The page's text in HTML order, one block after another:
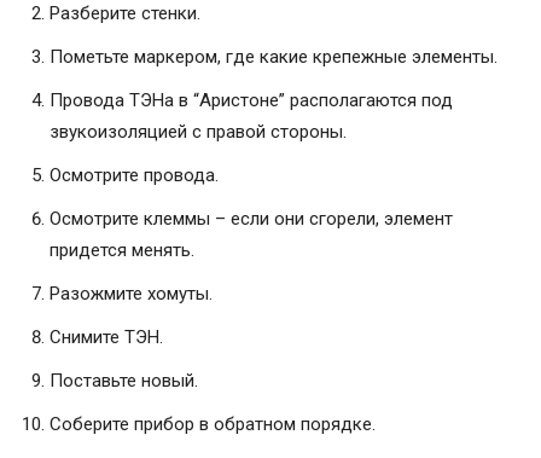
Разберите стенки.
Пометьте маркером, где какие крепежные элементы.
Провода ТЭНа в “Аристоне” располагаются под
звукоизоляцией с правой стороны.
Осмотрите провода.
Осмотрите клеммы – если они сгорели, элемент
придется менять.
Разожмите хомуты.
Снимите ТЭН.
Поставьте новый.
Соберите прибор в обратном порядке.